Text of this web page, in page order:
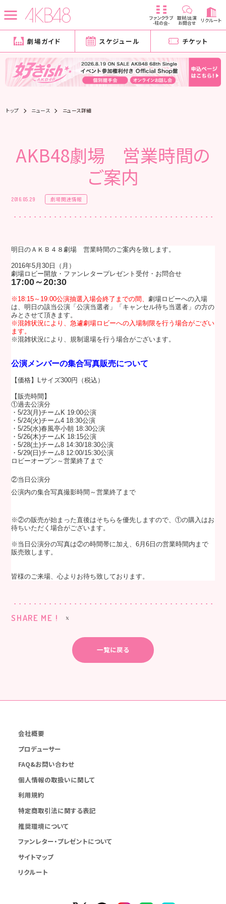
ファンクラブ
-柱の会-
取材/出演
お問合せ リクルート
劇場ガイド スケジュール チケット
トップ ニュース ニュース詳細
AKB48劇場 営業時間の
ご案内
2016.05.29 劇場関連情報
明日のＡＫＢ４８劇場 営業時間のご案内を致します。
2016年5月30日（月）
劇場ロビー開放・ファンレタープレゼント受付・お問合せ
17:00～20:30
※18:15～19:00公演抽選入場会終了までの間、 劇場ロビーへの入場
は、明日の該当公演「公演当選者」「キャンセル待ち当選者」の方の
みとさせて頂きます。
※混雑状況により、急遽劇場ロビーへの入場制限を行う場合がござい
ます。
※混雑状況により、規制退場を行う場合がございます。
公演メンバーの集合写真販売について
【価格】Lサイズ300円（税込）
【販売時間】
①過去公演分
・5/23(月)チームK 19:00公演
・5/24(火)チーム4 18:30公演
・5/25(水)春風亭小朝 18:30公演
・5/26(木)チームK 18:15公演
・5/28(土)チーム8 14:30/18:30公演
・5/29(日)チーム8 12:00/15:30公演
ロビーオープン～営業終了まで
②当日公演分
公演内の集合写真撮影時間～営業終了まで
※②の販売が始まった直後はそちらを優先しますので、①の購入はお
待ちいただく場合がございます 。
※当日公演分の写真は②の時間帯に加え、6月6日の営業時間内まで
販売致します。
皆様のご来場、心よりお待ち致しております。
SHARE ME !
一覧に戻る
会社概要
プロデューサー
FAQ&お問い合わせ
個人情報の取扱いに関して
利用規約
特定商取引法に関する表記
推奨環境について
ファンレター・プレゼントについて
サイトマップ
リクルート